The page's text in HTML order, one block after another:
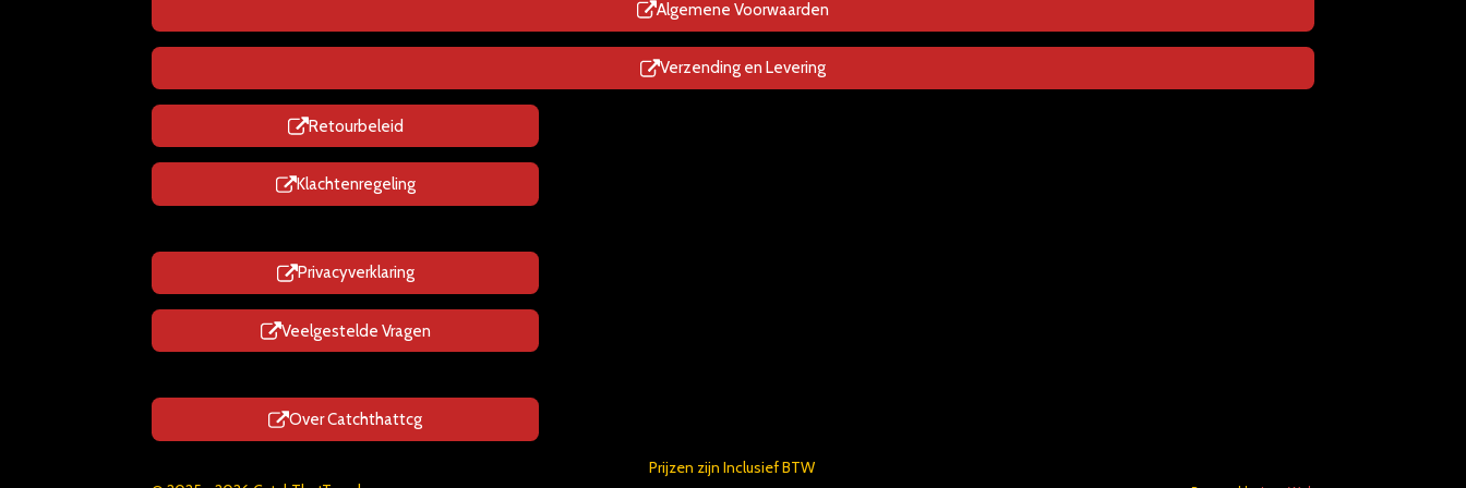
p
Algemene Voorwaarden
Verzending en Levering
Retourbeleid
Klachtenregeling
Privacyverklaring
Veelgestelde Vragen
Over Catchthattcg
Prijzen zijn Inclusief BTW